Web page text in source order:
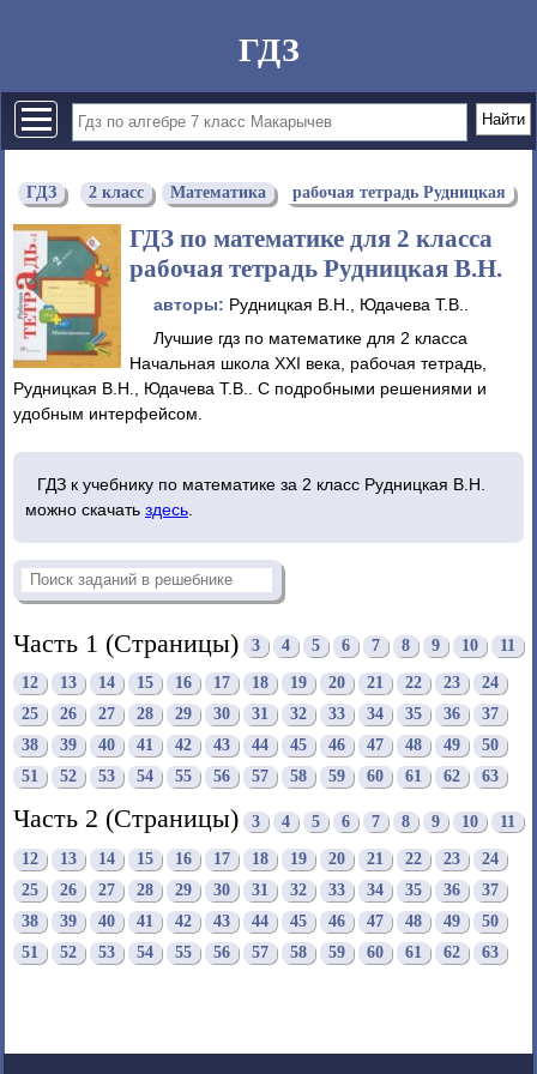
ГДЗ
ГДЗ 2 класс Математика рабочая тетрадь Рудницкая
ГДЗ по математике для 2 класса
рабочая тетрадь Рудницкая В.Н.
авторы: Рудницкая В.Н., Юдачева Т.В..
Лучшие гдз по математике для 2 класса
Начальная школа XXI века, рабочая тетрадь,
Рудницкая В.Н., Юдачева Т.В.. С подробными решениями и
удобным интерфейсом.
ГДЗ к учебнику по математике за 2 класс Рудницкая В.Н.
можно скачать здесь.
Часть 1 (Страницы) 3 4 5 6 7 8 9 10 11
12 13 14 15 16 17 18 19 20 21 22 23
24
25
26 27 28 29 30 31 32 33 34 35 36
37
38
39 40 41 42 43 44 45 46 47 48 49
50
51
52 53 54 55 56 57 58 59 60 61 62 63
Часть 2 (Страницы) 3 4 5 6 7 8 9 10 11
12 13 14 15 16 17 18 19 20 21 22 23
24
25
26 27 28 29 30 31 32 33 34 35 36
37
38
39 40 41 42 43 44 45 46 47 48 49
50
51
52 53 54 55 56 57 58 59 60 61 62 63